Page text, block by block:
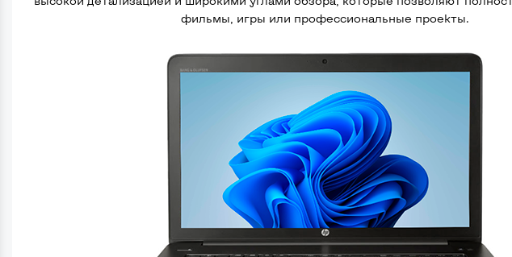
фильмы, игры или профессиональные проекты.